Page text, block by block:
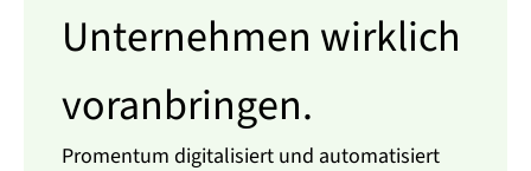
Unternehmen wirklich
voranbringen.
Promentum digitalisiert und automatisiert